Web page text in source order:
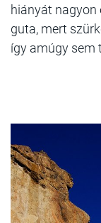
hiányát nagyon
guta, mert
így amúgy sem